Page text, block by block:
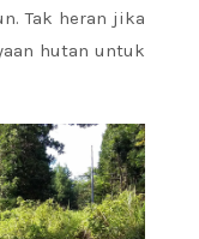
Tak heran jika
hutan untuk